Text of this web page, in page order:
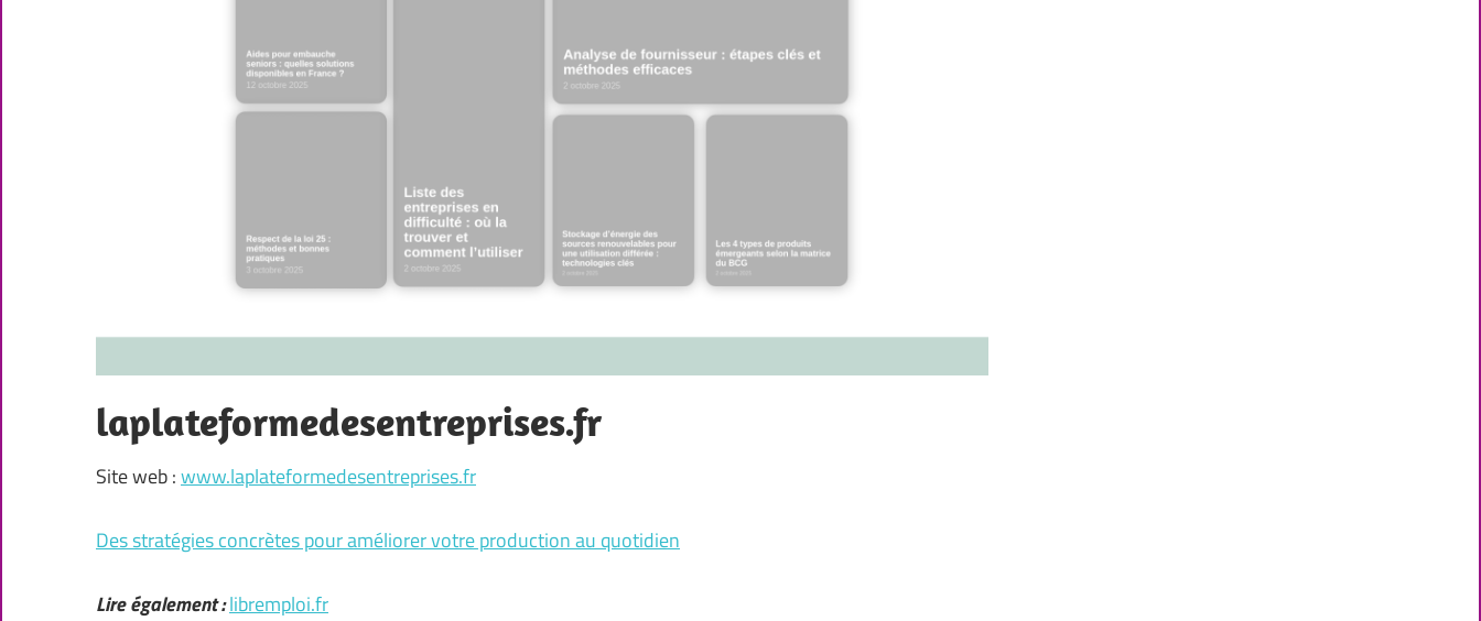
laplateformedesentreprises.fr
Site web :www.laplateformedesentreprises.fr
Des stratégies concrètes pour améliorer votre production au quotidien
Lire également :libremploi.fr